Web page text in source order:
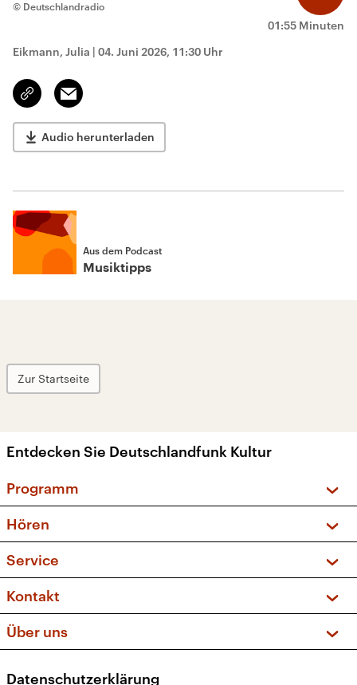
01:55 Minuten
© Deutschlandradio
Eikmann, Julia | 04. Juni 2026, 11:30 Uhr
Link
kopieren/teilen
Email
Audio herunterladen
Aus dem Podcast
Musiktipps
Zur Startseite
Entdecken Sie Deutschlandfunk Kultur
Programm
Sendungen und Podcasts
Musikliste
Kakadu – Das Kinderprogramm
Hören
Frequenzen (UKW + DAB+)
Service
FAQ
Apps
Newsletter
Kontakt
Social Media
Über uns
Datenschutzerklärung